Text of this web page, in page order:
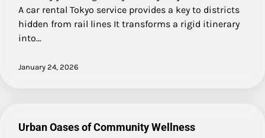
A car rental Tokyo service provides a key to districts
hidden from rail lines It transforms a rigid itinerary
into…
January 24, 2026
Urban Oases of Community Wellness